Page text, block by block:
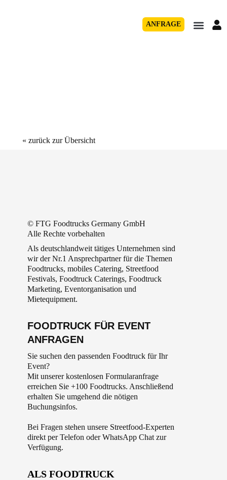
ANFRAGE
« zurück zur Übersicht
© FTG Foodtrucks Germany GmbH
Alle Rechte vorbehalten
Als deutschlandweit tätiges Unternehmen sind
wir der Nr.1 Ansprechpartner für die Themen
Foodtrucks, mobiles Catering, Streetfood
Festivals, Foodtruck Caterings, Foodtruck
Marketing, Eventorganisation und
Mietequipment.
FOODTRUCK FÜR EVENT
ANFRAGEN
Sie suchen den passenden Foodtruck für Ihr
Event?
Mit unserer kostenlosen Formularanfrage
erreichen Sie +100 Foodtrucks. Anschließend
erhalten Sie umgehend die nötigen
Buchungsinfos.
Bei Fragen stehen unsere Streetfood-Experten
direkt per Telefon oder WhatsApp Chat zur
Verfügung.
ALS FOODTRUCK